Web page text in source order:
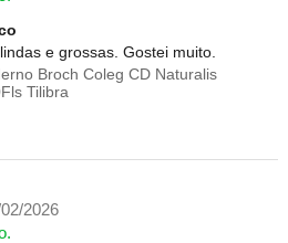
e grossas. Gostei muito.
Broch Coleg CD Naturalis
Tilibra
2026